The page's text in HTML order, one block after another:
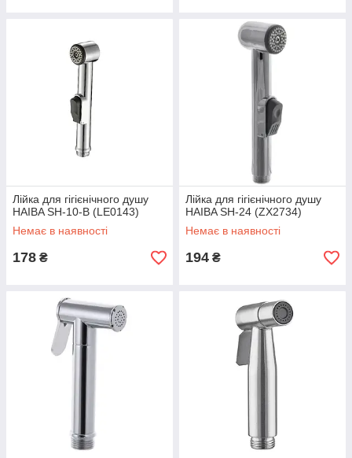
Лійка для гігієнічного душу
HAIBA SH-10-B (LE0143)
Немає в наявності
178 ₴
Лійка для гігієнічного душу
HAIBA SH-24 (ZX2734)
Немає в наявності
194 ₴